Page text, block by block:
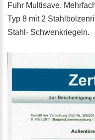
Fuhr Multisave.
Typ 8 mit 2
Stahl- Schwenkriegeln.